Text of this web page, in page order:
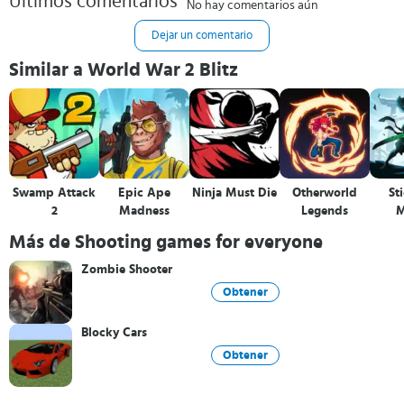
No hay comentarios aún
Dejar un comentario
Similar a World War 2 Blitz
Swamp Attack
2
Epic Ape
Madness
Ninja Must Die
Otherworld
Legends
Más de Shooting games for everyone
Zombie Shooter
Obtener
Blocky Cars
Obtener